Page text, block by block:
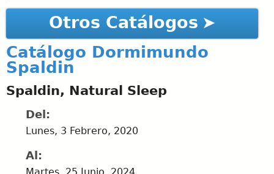
Otros Catálogos
Catálogo Dormimundo
Spaldin
Spaldin, Natural Sleep
Del:
Lunes, 3 Febrero, 2020
Al:
Martes, 25 Junio, 2024